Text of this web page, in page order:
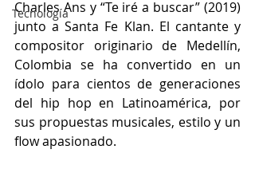
Tecnología
Charles Ans y “Te iré a buscar” (2019)
junto a Santa Fe Klan. El cantante y
compositor originario de Medellín,
Colombia se ha convertido en un
ídolo para cientos de generaciones
del hip hop en Latinoamérica, por
sus propuestas musicales, estilo y un
flow apasionado.